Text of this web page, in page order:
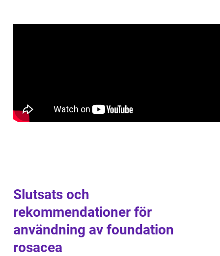
Slutsats och
rekommendationer för
användning av foundation
rosacea